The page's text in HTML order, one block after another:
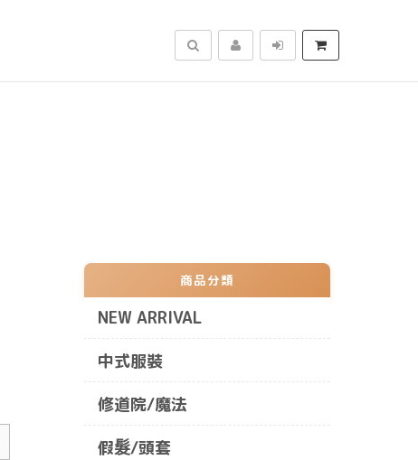
搜尋
商品分類
NEW ARRIVAL
中式服裝
修道院/魔法
假髮/頭套